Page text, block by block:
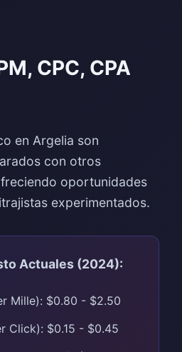
CPC, CPA
en Argelia son
con otros
oportunidades
experimentados.
Actuales (2024):
Mille): $0.80 - $2.50
Click): $0.15 - $0.45